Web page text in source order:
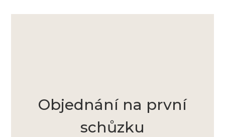
Objednání na první
schůzku